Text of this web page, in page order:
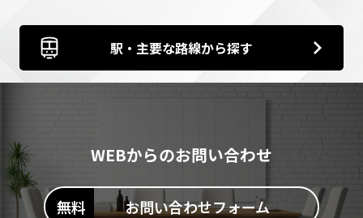
駅・主要な路線から探す
WEBからのお問い合わせ
お問い合わせフォーム